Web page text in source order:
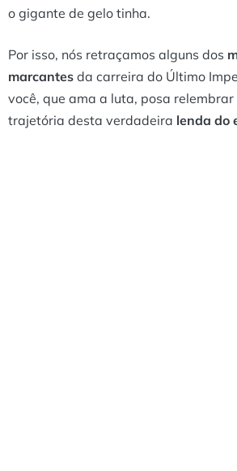
o gigante de gelo tinha.
Por isso, nós retraçamos alguns dos
marcantes da carreira do Último
você, que ama a luta, posa relembrar
trajetória desta verdadeira lenda do